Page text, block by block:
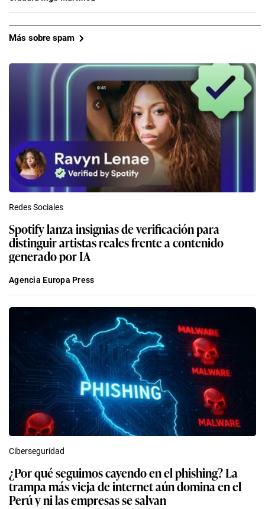
Más sobre spam
Redes Sociales
Spotify lanza insignias de verificación para
distinguir artistas reales frente a contenido
generado por IA
Agencia Europa Press
Ciberseguridad
¿Por qué seguimos cayendo en el phishing? La
trampa más vieja de internet aún domina en el
Perú y ni las empresas se salvan